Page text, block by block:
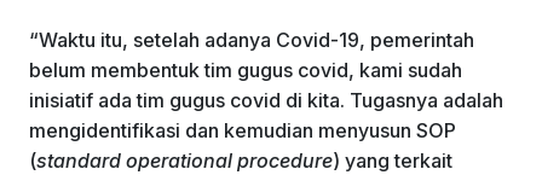
“Waktu itu, setelah adanya Covid-19, pemerintah
belum membentuk tim gugus covid, kami sudah
inisiatif ada tim gugus covid di kita. Tugasnya adalah
mengidentifikasi dan kemudian menyusun SOP
(standard operational procedure) yang terkait